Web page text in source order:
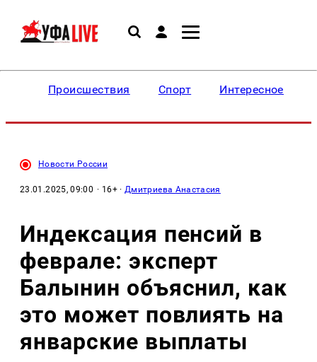
Происшествия Спорт Интересное
Новости России
23.01.2025, 09:00 · 16+ ·Дмитриева Анастасия
Индексация пенсий в
феврале: эксперт
Балынин объяснил, как
это может повлиять на
январские выплаты